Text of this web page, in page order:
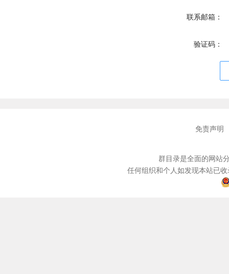
联系邮箱：
验证码：
免责声明
群目录是全面的网站
任何组织和个人如发现本站已